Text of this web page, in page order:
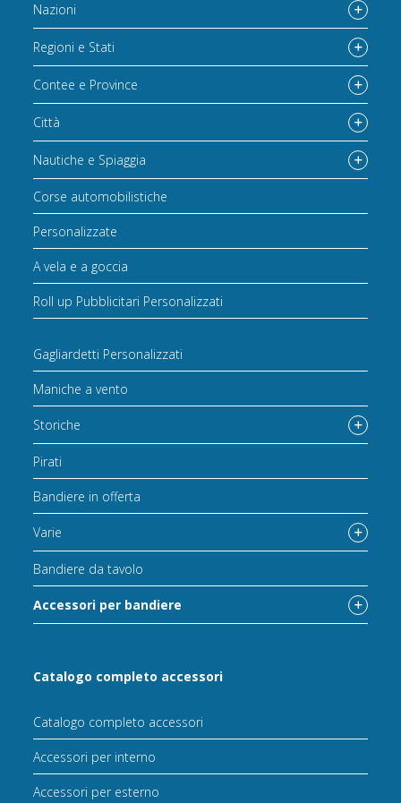
Nazioni
Regioni e Stati
Contee e Province
Città
Nautiche e Spiaggia
Corse automobilistiche
Personalizzate
A vela e a goccia
Roll up Pubblicitari Personalizzati
Gagliardetti Personalizzati
Maniche a vento
Storiche
Pirati
Bandiere in offerta
Varie
Bandiere da tavolo
Accessori per bandiere
Catalogo completo accessori
Catalogo completo accessori
Accessori per interno
Accessori per esterno